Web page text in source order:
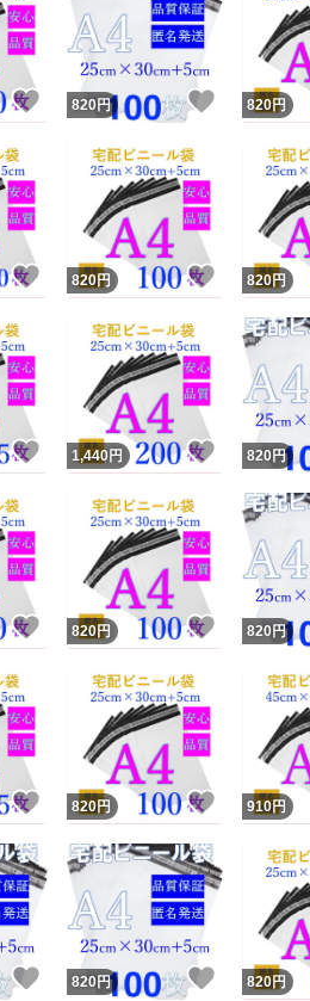
ユ
Yahoo!フリマが定めた一定の基準
安心取引出品者
安心取引出品者 Yahoo!
取引実績
取引実績◯+ このユ
他フリマ実績◯+ このユ
この
商品画像の無断転載は禁止
コピーは1商品につき1回で
いいね！
820円 いいね！
820円
いいね！
820円 いいね！
820円
いいね！
1,440 円 いいね！
820円
いいね！
820円 いいね！
820円
いいね！
820円 いいね！
910円
いいね！
820円 いいね！
820円